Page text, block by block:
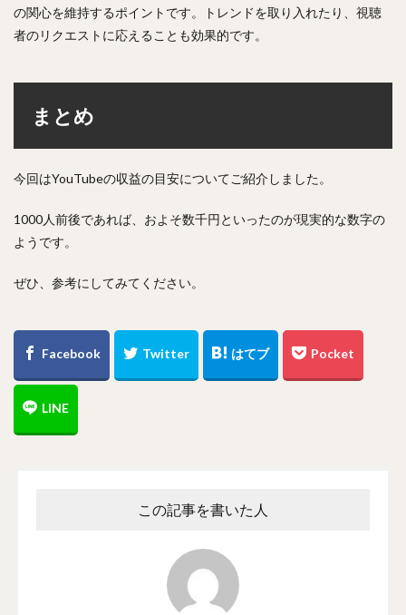
の関心を維持するポイントです。トレンドを取り入れたり、視聴
者のリクエストに応えることも効果的です。
まとめ
今回はYouTubeの収益の目安についてご紹介しました。
1000人前後であれば、およそ数千円といったのが現実的な数字の
ようです。
ぜひ、参考にしてみてください。
この記事を書いた人